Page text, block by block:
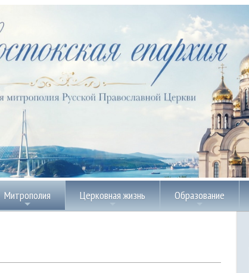
Митрополия Церковная жизнь Образование